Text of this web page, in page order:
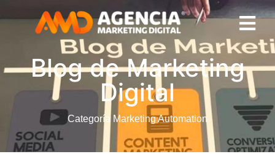
Blog de Marketing
Digital
Categoría Marketing Automation